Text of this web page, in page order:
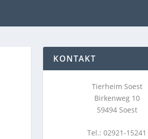
KONTAKT
Tierheim Soest
Birkenweg 10
59494 Soest
Tel.: 02921-15241